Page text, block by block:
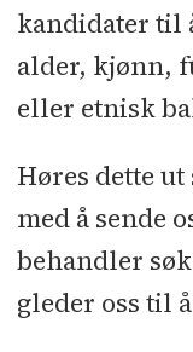
kandidater til
alder, kjønn,
eller etnisk
Høres dette
med å sende
behandler
gleder oss til